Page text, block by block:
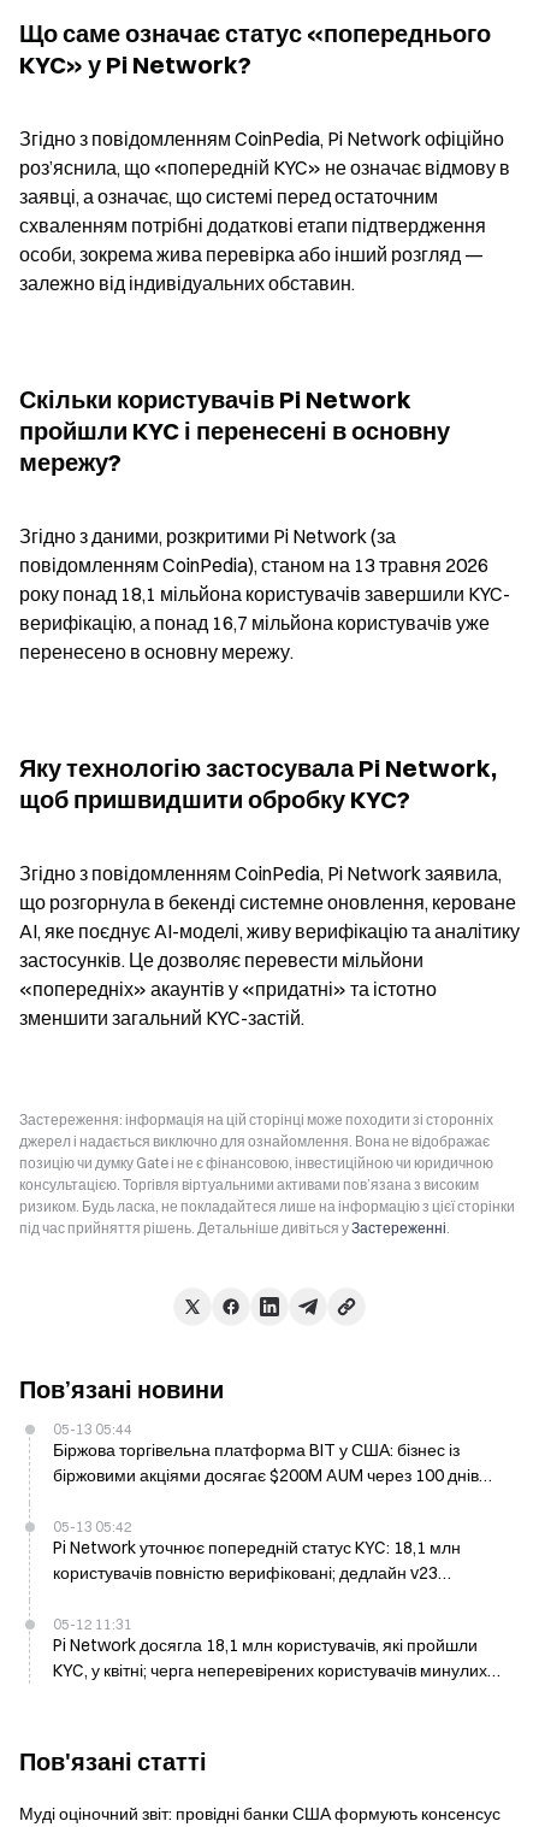
Що саме означає статус «попереднього
KYC» у Pi Network?
Згідно з повідомленням CoinPedia, Pi Network офіційно
роз’яснила, що «попередній KYC» не означає відмову в
заявці, а означає, що системі перед остаточним
схваленням потрібні додаткові етапи підтвердження
особи, зокрема жива перевірка або інший розгляд —
залежно від індивідуальних обставин.
Скільки користувачів Pi Network
пройшли KYC і перенесені в основну
мережу?
Згідно з даними, розкритими Pi Network (за
повідомленням CoinPedia), станом на 13 травня 2026
року понад 18,1 мільйона користувачів завершили KYC-
верифікацію, а понад 16,7 мільйона користувачів уже
перенесено в основну мережу.
Яку технологію застосувала Pi Network,
щоб пришвидшити обробку KYC?
Згідно з повідомленням CoinPedia, Pi Network заявила,
що розгорнула в бекенді системне оновлення, кероване
AI, яке поєднує AI-моделі, живу верифікацію та аналітику
застосунків. Це дозволяє перевести мільйони
«попередніх» акаунтів у «придатні» та істотно
зменшити загальний KYC-застій.
Застереження: інформація на цій сторінці може походити зі сторонніх
джерел і надається виключно для ознайомлення. Вона не відображає
позицію чи думку Gate і не є фінансовою, інвестиційною чи юридичною
консультацією. Торгівля віртуальними активами пов’язана з високим
ризиком. Будь ласка, не покладайтеся лише на інформацію з цієї сторінки
під час прийняття рішень. Детальніше дивіться уЗастереженні.
Пов’язані новини
05-13 05:44
Біржова торгівельна платформа BIT у США: бізнес із
біржовими акціями досягає $200M AUM через 100 днів
05-13 05:42
Pi Network уточнює попередній статус KYC: 18,1 млн
користувачів повністю верифіковані; дедлайн v23
05-12 11:31
Pi Network досягла 18,1 млн користувачів, які пройшли
KYC, у квітні; черга неперевірених користувачів минулих
Пов'язані статті
Муді оціночний звіт: провідні банки США формують консенсус